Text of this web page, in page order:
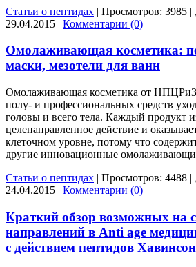
Статьи о пептидах | Просмотров: 3985 |
29.04.2015 | Комментарии (0)
Омолаживающая косметика:
маски, мезотели для ванн
Омолаживающая косметика от НПЦРиЗ
полу- и профессиональных средств
головы и всего тела. Каждый продукт
целенаправленное действие и
клеточном уровне, потому что
другие инновационные
Статьи о пептидах | Просмотров: 4488 |
24.04.2015 | Комментарии (0)
Краткий обзор возможных на
направлений в Anti age
с действием пептидов